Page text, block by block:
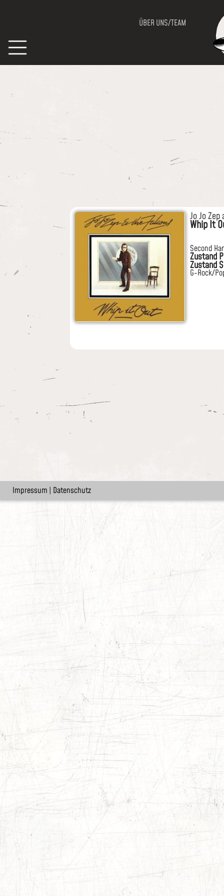
ÜBER UNS/TEAM
Jo Jo
Whip It
Second
Zustand
Zustand
G-Rock/
Impressum | Datenschutz